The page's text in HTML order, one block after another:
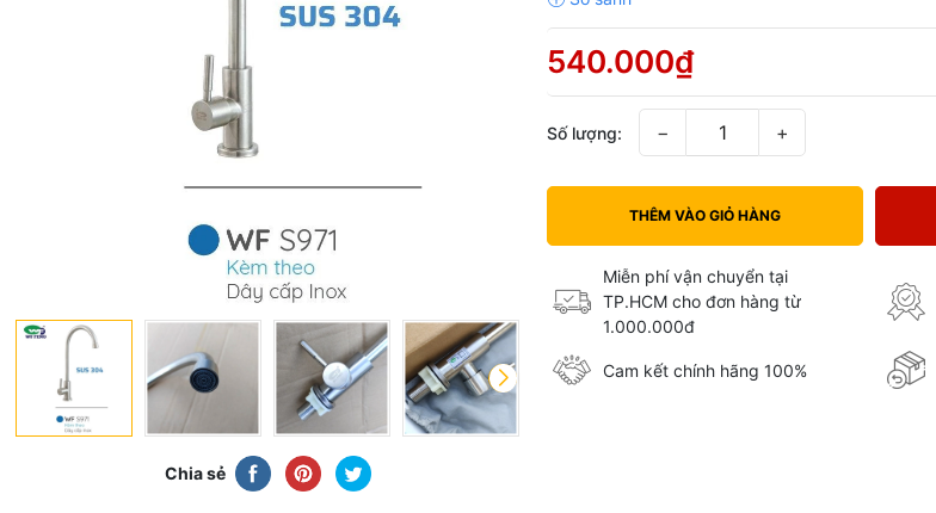
Chia sẻ
540.000₫
Số lượng: − +
THÊM VÀO GIỎ HÀNG
Miễn phí vận chuyển tại
TP.HCM cho đơn hàng từ
1.000.000đ
Cam kết chính hãng 100%